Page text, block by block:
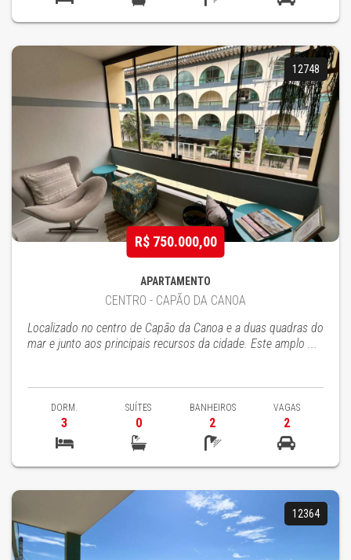
12748
R$ 750.000,00
APARTAMENTO
CENTRO - CAPÃO DA CANOA
Localizado no centro de Capão da Canoa e a duas quadras do
mar e junto aos principais recursos da cidade. Este amplo ...
DORM.
3
SUÍTES
0
BANHEIROS
2
VAGAS
2
12364